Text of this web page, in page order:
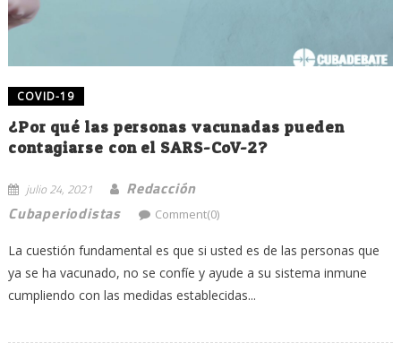
COVID-19
¿Por qué las personas vacunadas pueden
contagiarse con el SARS-CoV-2?
julio 24, 2021
Redacción
Cubaperiodistas
Comment(0)
La cuestión fundamental es que si usted es de las personas que
ya se ha vacunado, no se confíe y ayude a su sistema inmune
cumpliendo con las medidas establecidas...